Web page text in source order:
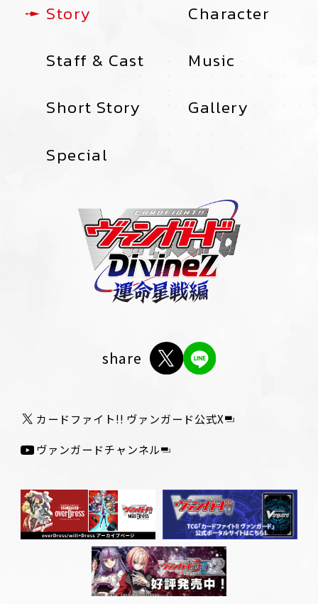
Story
Character
Staff & Cast
Music
Short Story
Gallery
Special
カードファイト!! ヴァンガード公式X
ヴァンガードチャンネル
share